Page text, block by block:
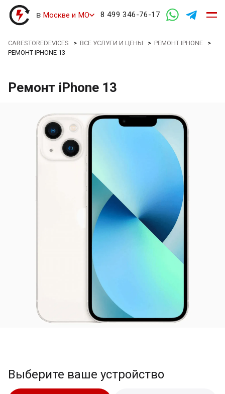
в Москве и МО 8 499 346-76-17
CARESTOREDEVICES >ВСЕ УСЛУГИ И ЦЕНЫ >РЕМОНТ IPHONE >
РЕМОНТ IPHONE 13
Ремонт iPhone 13
Выберите ваше устройство